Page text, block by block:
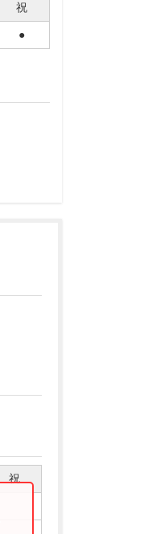
祝
●
祝